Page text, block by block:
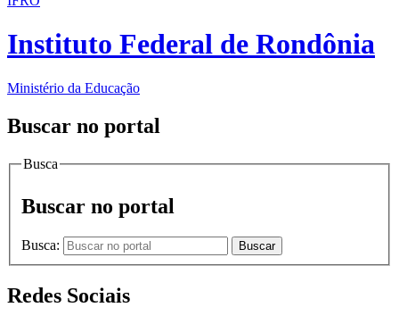
Instituto Federal de Rondônia
Ministério da Educação
Buscar no portal
Busca
Buscar no portal
Busca: Buscar
Redes Sociais